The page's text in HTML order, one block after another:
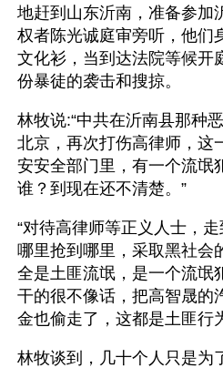
地赶到山东沂南，准备参加
权者陈光诚庭审旁听，他们
文化衫，当到达法院等候开
份暴徒的袭击和搜掠。
林牧说:“中共在沂南县那种
北京，再次打伤高律师，这
安安全部门里，有一个流氓
谁？到现在还不清楚。”
“对待高律师等正义人士，
哪里抢到哪里，采取黑社会
全是土匪流氓，是一个流氓
干的很不像话，把高智晟的
金也偷走了，这都是土匪行
林牧谈到，几十个人只是为